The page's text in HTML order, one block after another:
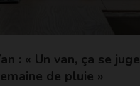
: « Un van, ça se juge
de pluie »